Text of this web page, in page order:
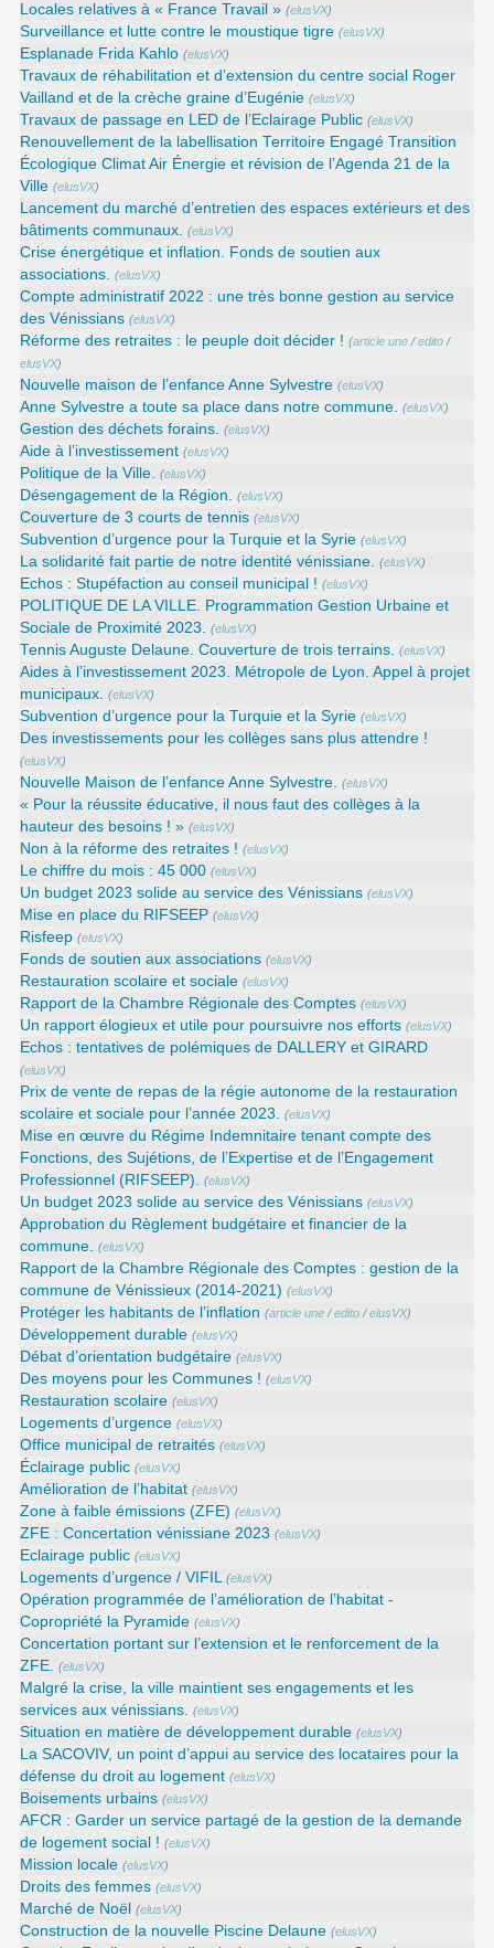
Locales relatives à « France Travail » (elusVX)
Surveillance et lutte contre le moustique tigre (elusVX)
Esplanade Frida Kahlo (elusVX)
Travaux de réhabilitation et d’extension du centre social Roger
Vailland et de la crèche graine d’Eugénie (elusVX)
Travaux de passage en LED de l’Eclairage Public (elusVX)
Renouvellement de la labellisation Territoire Engagé Transition
Écologique Climat Air Énergie et révision de l’Agenda 21 de la
Ville (elusVX)
Lancement du marché d’entretien des espaces extérieurs et des
bâtiments communaux. (elusVX)
Crise énergétique et inflation. Fonds de soutien aux
associations. (elusVX)
Compte administratif 2022 : une très bonne gestion au service
des Vénissians (elusVX)
Réforme des retraites : le peuple doit décider ! (article une/edito/
elusVX)
Nouvelle maison de l’enfance Anne Sylvestre (elusVX)
Anne Sylvestre a toute sa place dans notre commune. (elusVX)
Gestion des déchets forains. (elusVX)
Aide à l’investissement (elusVX)
Politique de la Ville. (elusVX)
Désengagement de la Région. (elusVX)
Couverture de 3 courts de tennis (elusVX)
Subvention d’urgence pour la Turquie et la Syrie (elusVX)
La solidarité fait partie de notre identité vénissiane. (elusVX)
Echos : Stupéfaction au conseil municipal ! (elusVX)
POLITIQUE DE LA VILLE. Programmation Gestion Urbaine et
Sociale de Proximité 2023. (elusVX)
Tennis Auguste Delaune. Couverture de trois terrains. (elusVX)
Aides à l’investissement 2023. Métropole de Lyon. Appel à projet
municipaux. (elusVX)
Subvention d’urgence pour la Turquie et la Syrie (elusVX)
Des investissements pour les collèges sans plus attendre !
(elusVX)
Nouvelle Maison de l’enfance Anne Sylvestre. (elusVX)
« Pour la réussite éducative, il nous faut des collèges à la
hauteur des besoins ! » (elusVX)
Non à la réforme des retraites ! (elusVX)
Le chiffre du mois : 45 000 (elusVX)
Un budget 2023 solide au service des Vénissians (elusVX)
Mise en place du RIFSEEP (elusVX)
Risfeep (elusVX)
Fonds de soutien aux associations (elusVX)
Restauration scolaire et sociale (elusVX)
Rapport de la Chambre Régionale des Comptes (elusVX)
Un rapport élogieux et utile pour poursuivre nos efforts (elusVX)
Echos : tentatives de polémiques de DALLERY et GIRARD
(elusVX)
Prix de vente de repas de la régie autonome de la restauration
scolaire et sociale pour l’année 2023. (elusVX)
Mise en œuvre du Régime Indemnitaire tenant compte des
Fonctions, des Sujétions, de l’Expertise et de l’Engagement
Professionnel (RIFSEEP). (elusVX)
Un budget 2023 solide au service des Vénissians (elusVX)
Approbation du Règlement budgétaire et financier de la
commune. (elusVX)
Rapport de la Chambre Régionale des Comptes : gestion de la
commune de Vénissieux (2014-2021) (elusVX)
Protéger les habitants de l’inflation (article une/edito/elusVX)
Développement durable (elusVX)
Débat d’orientation budgétaire (elusVX)
Des moyens pour les Communes ! (elusVX)
Restauration scolaire (elusVX)
Logements d’urgence (elusVX)
Office municipal de retraités (elusVX)
Éclairage public (elusVX)
Amélioration de l’habitat (elusVX)
Zone à faible émissions (ZFE) (elusVX)
ZFE : Concertation vénissiane 2023 (elusVX)
Eclairage public (elusVX)
Logements d’urgence / VIFIL (elusVX)
Opération programmée de l’amélioration de l’habitat -
Copropriété la Pyramide (elusVX)
Concertation portant sur l’extension et le renforcement de la
ZFE. (elusVX)
Malgré la crise, la ville maintient ses engagements et les
services aux vénissians. (elusVX)
Situation en matière de développement durable (elusVX)
La SACOVIV, un point d’appui au service des locataires pour la
défense du droit au logement (elusVX)
Boisements urbains (elusVX)
AFCR : Garder un service partagé de la gestion de la demande
de logement social ! (elusVX)
Mission locale (elusVX)
Droits des femmes (elusVX)
Marché de Noël (elusVX)
Construction de la nouvelle Piscine Delaune (elusVX)